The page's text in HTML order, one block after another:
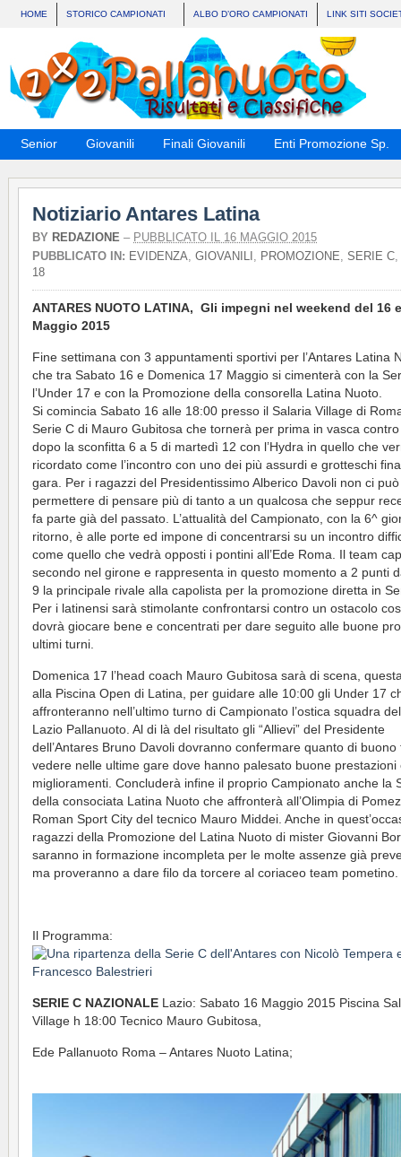
HOME STORICO CAMPIONATI ALBO D’ORO CAMPIONATI LINK SITI
Senior Giovanili Finali Giovanili Enti Promozione Sp.
Notiziario Antares Latina
BY REDAZIONE – PUBBLICATO IL 16 MAGGIO 2015
PUBBLICATO IN: EVIDENZA, GIOVANILI , PROMOZIONE, SERIE C,
18
ANTARES NUOTO LATINA, Gli impegni nel weekend del 16
Maggio 2015
Fine settimana con 3 appuntamenti sportivi per l’Antares Latina
che tra Sabato 16 e Domenica 17 Maggio si cimenterà con la
l’Under 17 e con la Promozione della consorella Latina Nuoto.
Si comincia Sabato 16 alle 18:00 presso il Salaria Village di
Serie C di Mauro Gubitosa che tornerà per prima in vasca contro
dopo la sconfitta 6 a 5 di martedì 12 con l’Hydra in quello che
ricordato come l’incontro con uno dei più assurdi e grotteschi
gara. Per i ragazzi del Presidentissimo Alberico Davoli non ci può
permettere di pensare più di tanto a un qualcosa che seppur
fa parte già del passato. L’attualità del Campionato, con la 6^
ritorno, è alle porte ed impone di concentrarsi su un incontro
come quello che vedrà opposti i pontini all’Ede Roma. Il team
secondo nel girone e rappresenta in questo momento a 2 punti
9 la principale rivale alla capolista per la promozione diretta in
Per i latinensi sarà stimolante confrontarsi contro un ostacolo
dovrà giocare bene e concentrati per dare seguito alle buone
ultimi turni.
Domenica 17 l’head coach Mauro Gubitosa sarà di scena,
alla Piscina Open di Latina, per guidare alle 10:00 gli Under 17
affronteranno nell’ultimo turno di Campionato l’ostica squadra
Lazio Pallanuoto. Al di là del risultato gli “Allievi” del Presidente
dell’Antares Bruno Davoli dovranno confermare quanto di buono
vedere nelle ultime gare dove hanno palesato buone prestazioni
miglioramenti. Concluderà infine il proprio Campionato anche la
della consociata Latina Nuoto che affronterà all’Olimpia di
Roman Sport City del tecnico Mauro Middei. Anche in
ragazzi della Promozione del Latina Nuoto di mister Giovanni
saranno in formazione incompleta per le molte assenze già
ma proveranno a dare filo da torcere al coriaceo team pometino.
Il Programma:
SERIE C NAZIONALE Lazio: Sabato 16 Maggio 2015 Piscina
Village h 18:00 Tecnico Mauro Gubitosa,
Ede Pallanuoto Roma – Antares Nuoto Latina;